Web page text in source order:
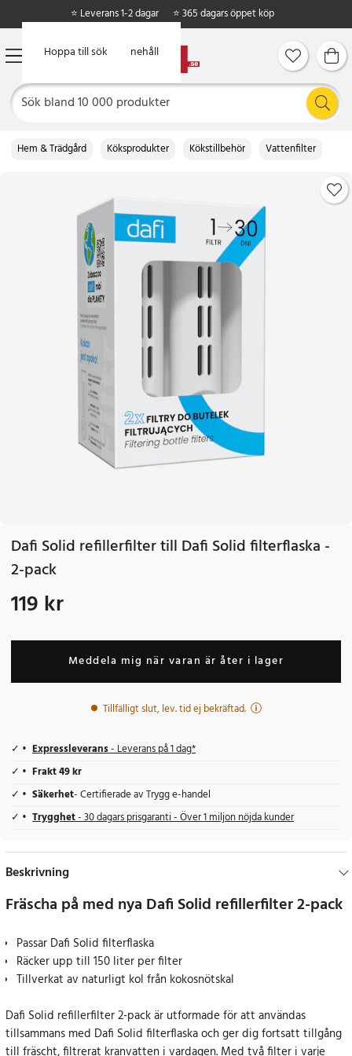
Hoppa till huvudinnehåll
Hoppa till sök
⭐ Leverans 1-2 dagar ⭐ 365 dagars öppet köp
Hem & Trädgård Köksprodukter Kökstillbehör Vattenfilter
Dafi Solid refillerfilter till Dafi Solid filterflaska -
2-pack
Pris:119 kr
119 kr
Meddela mig när varan är åter i lager
Tillfälligt slut, lev. tid ej bekräftad.
Expressleverans- Leverans på 1 dag*
Frakt 49 kr
Säkerhet- Certifierade av Trygg e-handel
Trygghet- 30 dagars prisgaranti - Över 1 miljon nöjda kunder
Beskrivning
Fräscha på med nya Dafi Solid refillerfilter 2-pack
Passar Dafi Solid filterflaska
Räcker upp till 150 liter per filter
Tillverkat av naturligt kol från kokosnötskal
Dafi Solid refillerfilter 2-pack är utformade för att användas
tillsammans med Dafi Solid filterflaska och ger dig fortsatt tillgång